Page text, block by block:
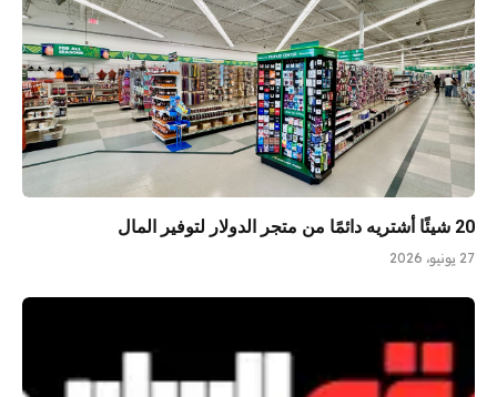
20 شيئًا أشتريه دائمًا من متجر الدولار لتوفير المال
27 يونيو، 2026